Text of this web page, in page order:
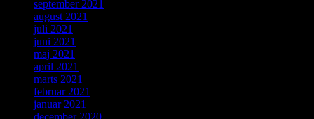
september 2021
august 2021
juli 2021
juni 2021
maj 2021
april 2021
marts 2021
februar 2021
januar 2021